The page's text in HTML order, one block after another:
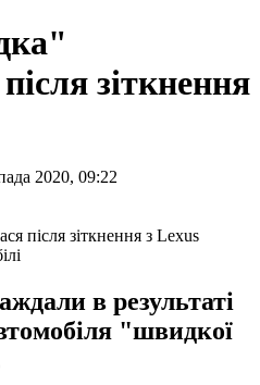
зіткнення
2020, 09:22
в результаті
"швидкої